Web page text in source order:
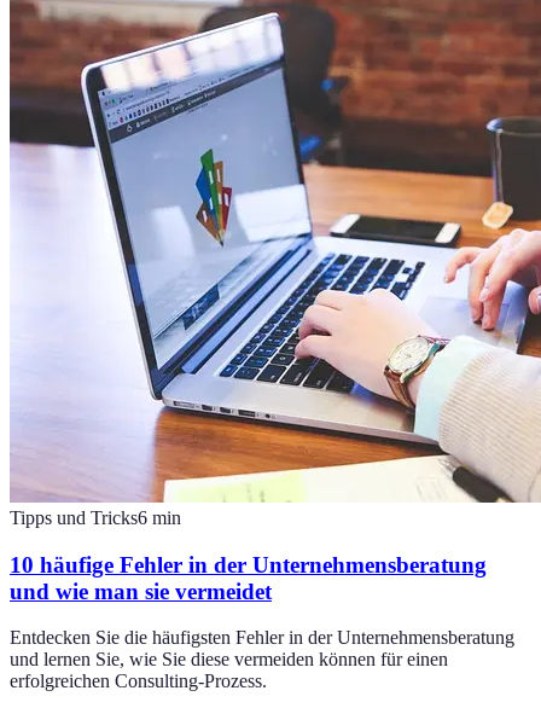
Tipps und Tricks6 min
10 häufige Fehler in der Unternehmensberatung
und wie man sie vermeidet
Entdecken Sie die häufigsten Fehler in der Unternehmensberatung
und lernen Sie, wie Sie diese vermeiden können für einen
erfolgreichen Consulting-Prozess.